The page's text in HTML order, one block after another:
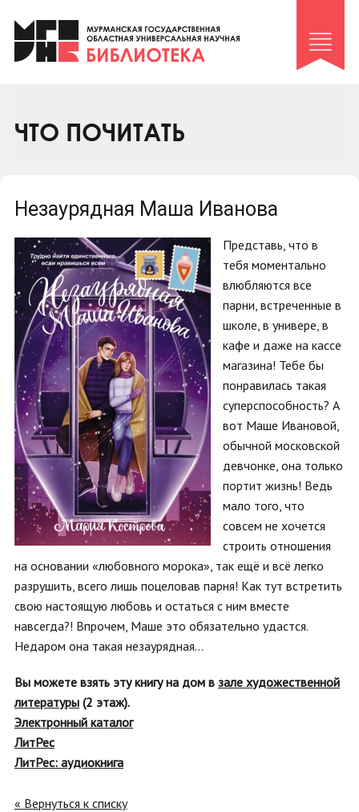
Клуб «Гиря и сельдерей»
Клуб «Семейный архив»
Коллегам
ЧТО ПОЧИТАТЬ
Незаурядная Маша Иванова
Представь, что в
тебя моментально
влюбляются все
парни, встреченные в
школе, в универе, в
кафе и даже на кассе
магазина! Тебе бы
понравилась такая
суперспособность? А
вот Маше Ивановой,
обычной московской
девчонке, она только
портит жизнь! Ведь
мало того, что
совсем не хочется
строить отношения
на основании «любовного морока», так ещё и всё легко
разрушить, всего лишь поцеловав парня! Как тут встретить
свою настоящую любовь и остаться с ним вместе
навсегда?! Впрочем, Маше это обязательно удастся.
Недаром она такая незаурядная…
Вы можете взять эту книгу на дом в зале художественной
литературы (2 этаж).
Электронный каталог
ЛитРес
ЛитРес: аудиокнига
« Вернуться к списку